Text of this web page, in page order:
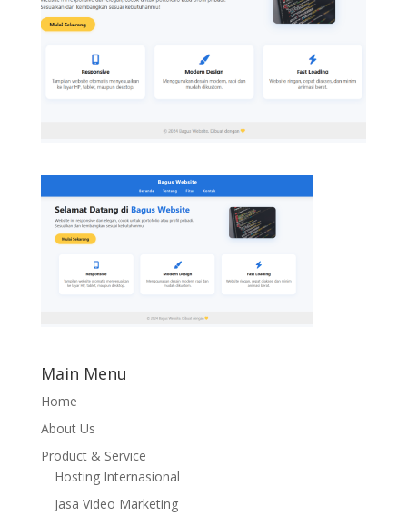
Main Menu
Home
About Us
Product & Service
Hosting Internasional
Jasa Video Marketing